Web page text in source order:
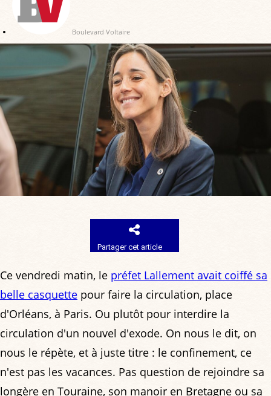
Boulevard Voltaire
Partager cet article
Ce vendredi matin, le préfet Lallement avait coiffé sa
belle casquette pour faire la circulation, place
d'Orléans, à Paris. Ou plutôt pour interdire la
circulation d'un nouvel d'exode. On nous le dit, on
nous le répète, et à juste titre : le confinement, ce
n'est pas les vacances. Pas question de rejoindre sa
longère en Touraine, son manoir en Bretagne ou sa